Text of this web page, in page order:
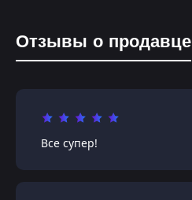
Отзывы о продавце
Все супер!